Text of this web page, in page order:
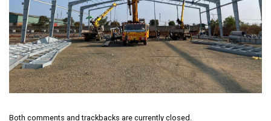
Both comments and trackbacks are currently closed.